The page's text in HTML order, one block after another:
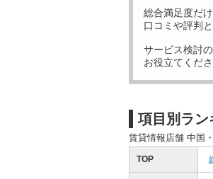
総合満足度だ
口コミや評判
サービス検討
お役立てくださ
項目別ラン
賃貸情報店舗 中国
TOP